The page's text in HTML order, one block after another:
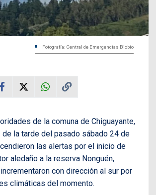
Fotografía: Central de Emergencias Biobío
de la comuna de Chiguayante,
de la tarde del pasado sábado 24 de
las alertas por el inicio de
aledaño a la reserva Nonguén,
con dirección al sur por
climáticas del momento.